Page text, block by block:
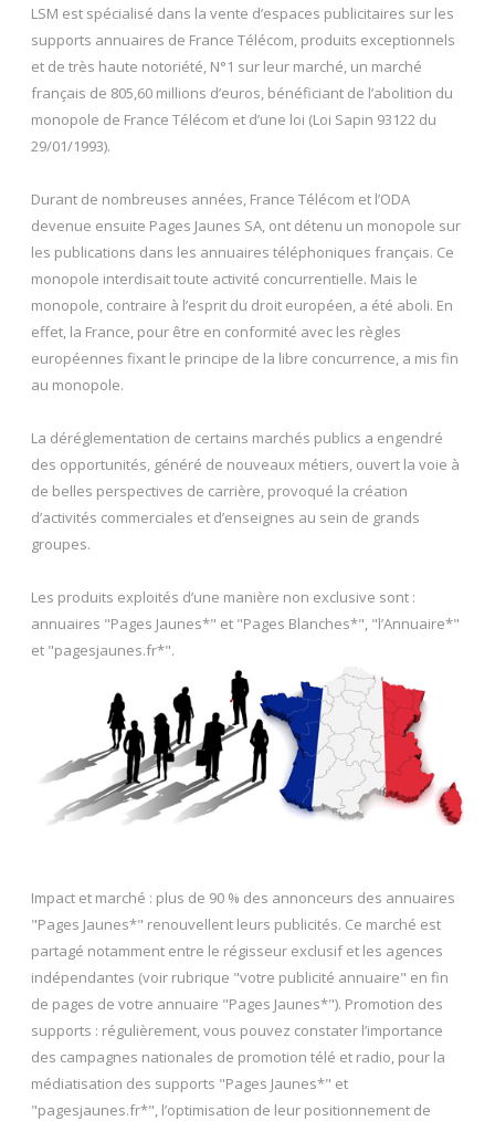
LSM est spécialisé dans la vente d’espaces publicitaires sur les
supports annuaires de France Télécom, produits exceptionnels
et de très haute notoriété, N°1 sur leur marché, un marché
français de 805,60 millions d’euros, bénéficiant de l’abolition du
monopole de France Télécom et d’une loi (Loi Sapin 93122 du
29/01/1993).
Durant de nombreuses années, France Télécom et l’ODA
devenue ensuite Pages Jaunes SA, ont détenu un monopole sur
les publications dans les annuaires téléphoniques français. Ce
monopole interdisait toute activité concurrentielle. Mais le
monopole, contraire à l’esprit du droit européen, a été aboli. En
effet, la France, pour être en conformité avec les règles
européennes fixant le principe de la libre concurrence, a mis fin
au monopole.
La déréglementation de certains marchés publics a engendré
des opportunités, généré de nouveaux métiers, ouvert la voie à
de belles perspectives de carrière, provoqué la création
d’activités commerciales et d’enseignes au sein de grands
groupes.
Les produits exploités d’une manière non exclusive sont :
annuaires "Pages Jaunes*" et "Pages Blanches*", "l’Annuaire*"
et "pagesjaunes.fr*".
Impact et marché : plus de 90 % des annonceurs des annuaires
"Pages Jaunes*" renouvellent leurs publicités. Ce marché est
partagé notamment entre le régisseur exclusif et les agences
indépendantes (voir rubrique "votre publicité annuaire" en fin
de pages de votre annuaire "Pages Jaunes*"). Promotion des
supports : régulièrement, vous pouvez constater l’importance
des campagnes nationales de promotion télé et radio, pour la
médiatisation des supports "Pages Jaunes*" et
"pagesjaunes.fr*", l’optimisation de leur positionnement de